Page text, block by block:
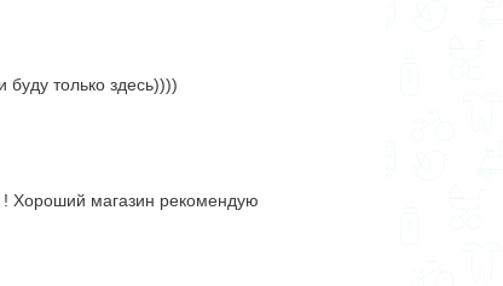
только здесь))))
Хороший магазин рекомендую